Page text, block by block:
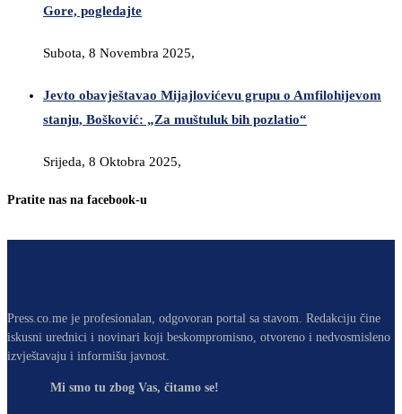
Gore, pogledajte
Subota, 8 Novembra 2025,
Jevto obavještavao Mijajlovićevu grupu o Amfilohijevom
stanju, Bošković: „Za muštuluk bih pozlatio“
Srijeda, 8 Oktobra 2025,
Pratite nas na facebook-u
Press.co.me je profesionalan, odgovoran portal sa stavom. Redakciju čine
iskusni urednici i novinari koji beskompromisno, otvoreno i nedvosmisleno
izvještavaju i informišu javnost.
Mi smo tu zbog Vas, čitamo se!